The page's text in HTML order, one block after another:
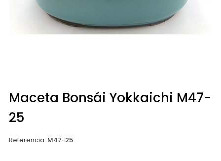
Maceta Bonsái Yokkaichi M47-
25
Referencia: M47-25